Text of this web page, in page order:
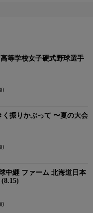
等学校女子硬式野球選手
く振りかぶって 〜夏の大会
中継 ファーム 北海道日本